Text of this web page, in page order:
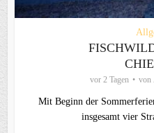
vor 2 Tagen von
Mit Beginn der
insgesamt vier